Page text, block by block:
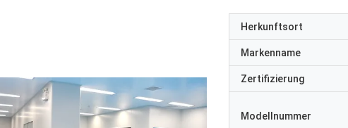
Herkunftsort
Markenname
Zertifizierung
Modellnummer